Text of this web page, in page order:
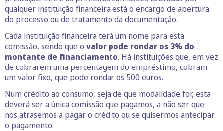
qualquer instituição financeira está o encargo de abertura
do processo ou de tratamento da documentação.
Cada instituição financeira terá um nome para esta
comissão, sendo que o valor pode rondar os 3% do
montante de financiamento. Há instituições que, em vez
de cobrarem uma percentagem do empréstimo, cobram
um valor fixo, que pode rondar os 500 euros.
Num crédito ao consumo, seja de que modalidade for, esta
deverá ser a única comissão que pagamos, a não ser que
nos atrasemos a pagar o crédito ou se quisermos antecipar
o pagamento.